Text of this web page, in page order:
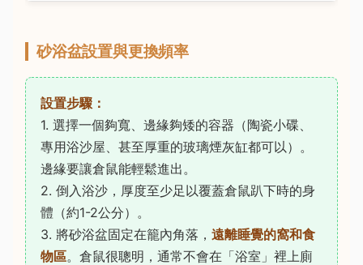
砂浴盆設置與更換頻率
設置步驟：
1. 選擇一個夠寬、邊緣夠矮的容器（陶瓷小碟、
專用浴沙屋、甚至厚重的玻璃煙灰缸都可以）。
邊緣要讓倉鼠能輕鬆進出。
2. 倒入浴沙，厚度至少足以覆蓋倉鼠趴下時的身
體（約1-2公分）。
3. 將砂浴盆固定在籠內角落， 遠離睡覺的窩和食
物區。倉鼠很聰明，通常不會在「浴室」裡上廁